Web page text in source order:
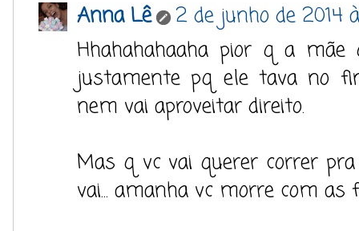
Anna Lê
2 de junho de 2014
Hhahahahaaha pior q a
justamente pq ele tava no
nem vai aproveitar direito.
Mas q vc vai querer correr
vai... amanha vc morre com as